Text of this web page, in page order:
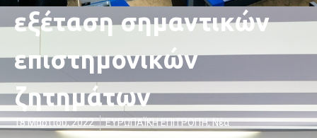
εξέταση σημαντικών
επιστημονικών
ζητημάτων
18 Μαρτίου, 2022 ΕΥΡΩΠΑΪΚΗ ΕΠΙΤΡΟΠΉ,Νέα